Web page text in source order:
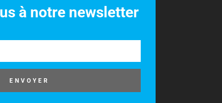
à notre newsletter
ENVOYER